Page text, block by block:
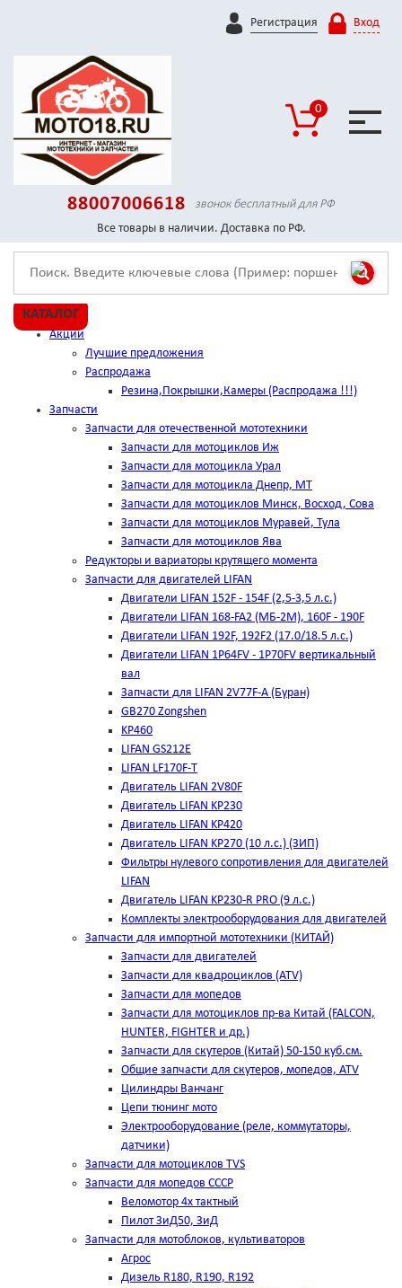
Регистрация Вход
0
88007006618
звонок бесплатный для РФ
Все товары в наличии. Доставка по РФ.
КАТАЛОГ
Акции
Лучшие предложения
Распродажа
Резина,Покрышки,Камеры (Распродажа !!!)
Запчасти
Запчасти для отечественной мототехники
Запчасти для мотоциклов Иж
Запчасти для мотоцикла Урал
Запчасти для мотоцикла Днепр, МТ
Запчасти для мотоциклов Минск, Восход, Сова
Запчасти для мотоциклов Муравей, Тула
Запчасти для мотоциклов Ява
Редукторы и вариаторы крутящего момента
Запчасти для двигателей LIFAN
Двигатели LIFAN 152F - 154F (2,5-3,5 л.с.)
Двигатели LIFAN 168-FA2 (МБ-2М), 160F - 190F
Двигатели LIFAN 192F, 192F2 (17.0/18.5 л.с.)
Двигатели LIFAN 1Р64FV - 1Р70FV вертикальный
вал
Запчасти для LIFAN 2V77F-A (Буран)
GB270 Zongshen
KP460
LIFAN GS212E
LIFAN LF170F-T
Двигатель LIFAN 2V80F
Двигатель LIFAN KP230
Двигатель LIFAN KP420
Двигатель LIFAN KP270 (10 л.с.) (ЗИП)
Фильтры нулевого сопротивления для двигателей
LIFAN
Двигатель LIFAN KP230-R PRO (9 л.с.)
Комплекты электрооборудования для двигателей
Запчасти для импортной мототехники (КИТАЙ)
Запчасти для двигателей
Запчасти для квадроциклов (ATV)
Запчасти для мопедов
Запчасти для мотоциклов пр-ва Китай (FALCON,
HUNTER, FIGHTER и др.)
Запчасти для скутеров (Китай) 50-150 куб.см.
Общие запчасти для скутеров, мопедов, ATV
Цилиндры Ванчанг
Цепи тюнинг мото
Электрооборудование (реле, коммутаторы,
датчики)
Запчасти для мотоциклов TVS
Запчасти для мопедов СССР
Веломотор 4х тактный
Пилот ЗиД50, ЗиД
Запчасти для мотоблоков, культиваторов
Агрос
Дизель R180, R190, R192